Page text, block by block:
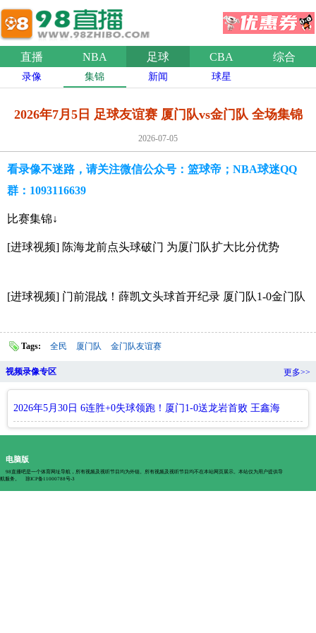
直播 NBA 足球 CBA 综合
录像 集锦 新闻 球星
2026年7月5日 足球友谊赛 厦门队vs金门队 全场集锦
2026-07-05
看录像不迷路，请关注微信公众号：篮球帝；NBA球迷QQ
群：1093116639
比赛集锦↓
[进球视频] 陈海龙前点头球破门 为厦门队扩大比分优势
[进球视频] 门前混战！薛凯文头球首开纪录 厦门队1-0金门队
Tags: 全民 厦门队 金门队友谊赛
视频录像专区 更多>>
2026年5月30日 6连胜+0失球领跑！厦门1-0送龙岩首败 王鑫海
制胜高旭江门线解围
电脑版
98直播吧是一个体育网址导航，所有视频及视听节目均为外链。所有视频及视听节目均不在本站网页展示。本站仅为用户提供导
航服务。
琼ICP备11000788号-3